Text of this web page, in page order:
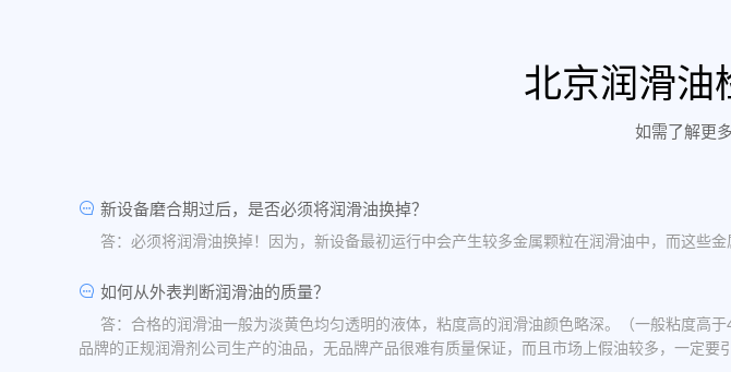
北京润滑油
如需了解更
新设备磨合期过后，是否必须将润滑油换掉？
答：必须将润滑油换掉！因为，新设备最初运行中会产生较多金属颗粒在润滑油中，而这些金
如何从外表判断润滑油的质量？
答：合格的润滑油一般为淡黄色均匀透明的液体，粘度高的润滑油颜色略深。（一般粘度高
品牌的正规润滑剂公司生产的油品，无品牌产品很难有质量保证，而且市场上假油较多，一定要